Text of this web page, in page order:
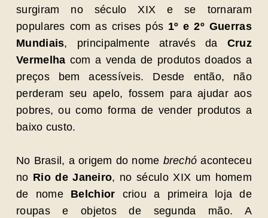
surgiram no século XIX e se tornaram
populares com as crises pós 1º e 2º Guerras
Mundiais, principalmente através da Cruz
Vermelha com a venda de produtos doados a
preços bem acessíveis. Desde então, não
perderam seu apelo, fossem para ajudar aos
pobres, ou como forma de vender produtos a
baixo custo.
No Brasil, a origem do nome brechóaconteceu
no Rio de Janeiro, no século XIX um homem
de nome Belchior criou a primeira loja de
roupas e objetos de segunda mão. A